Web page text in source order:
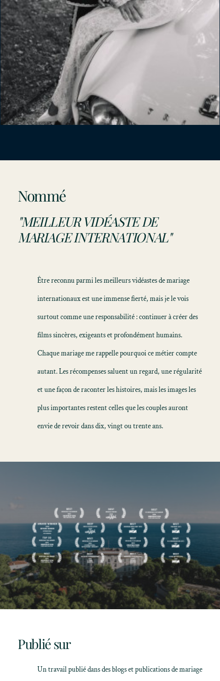
Nommé
"MEILLEUR VIDÉASTE DE
MARIAGE INTERNATIONAL"
Être reconnu parmi les meilleurs vidéastes de mariage
internationaux est une immense fierté, mais je le vois
surtout comme une responsabilité : continuer à créer des
films sincères, exigeants et profondément humains.
Chaque mariage me rappelle pourquoi ce métier compte
autant. Les récompenses saluent un regard, une régularité
et une façon de raconter les histoires, mais les images les
plus importantes restent celles que les couples auront
envie de revoir dans dix, vingt ou trente ans.
Publié sur
Un travail publié dans des blogs et publications de mariage